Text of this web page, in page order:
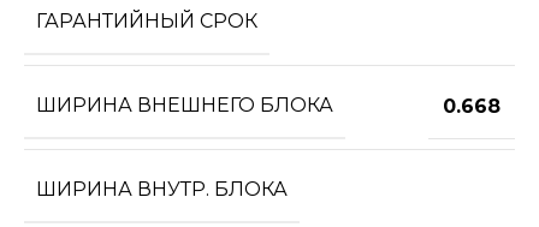
ГАРАНТИЙНЫЙ СРОК
ШИРИНА ВНЕШНЕГО БЛОКА 0.668
ШИРИНА ВНУТР. БЛОКА